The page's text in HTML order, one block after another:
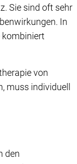
Sie sind oft sehr
In
kombiniert
von
muss individuell
den